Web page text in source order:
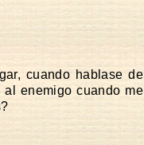
cuando hablase de
al enemigo cuando me